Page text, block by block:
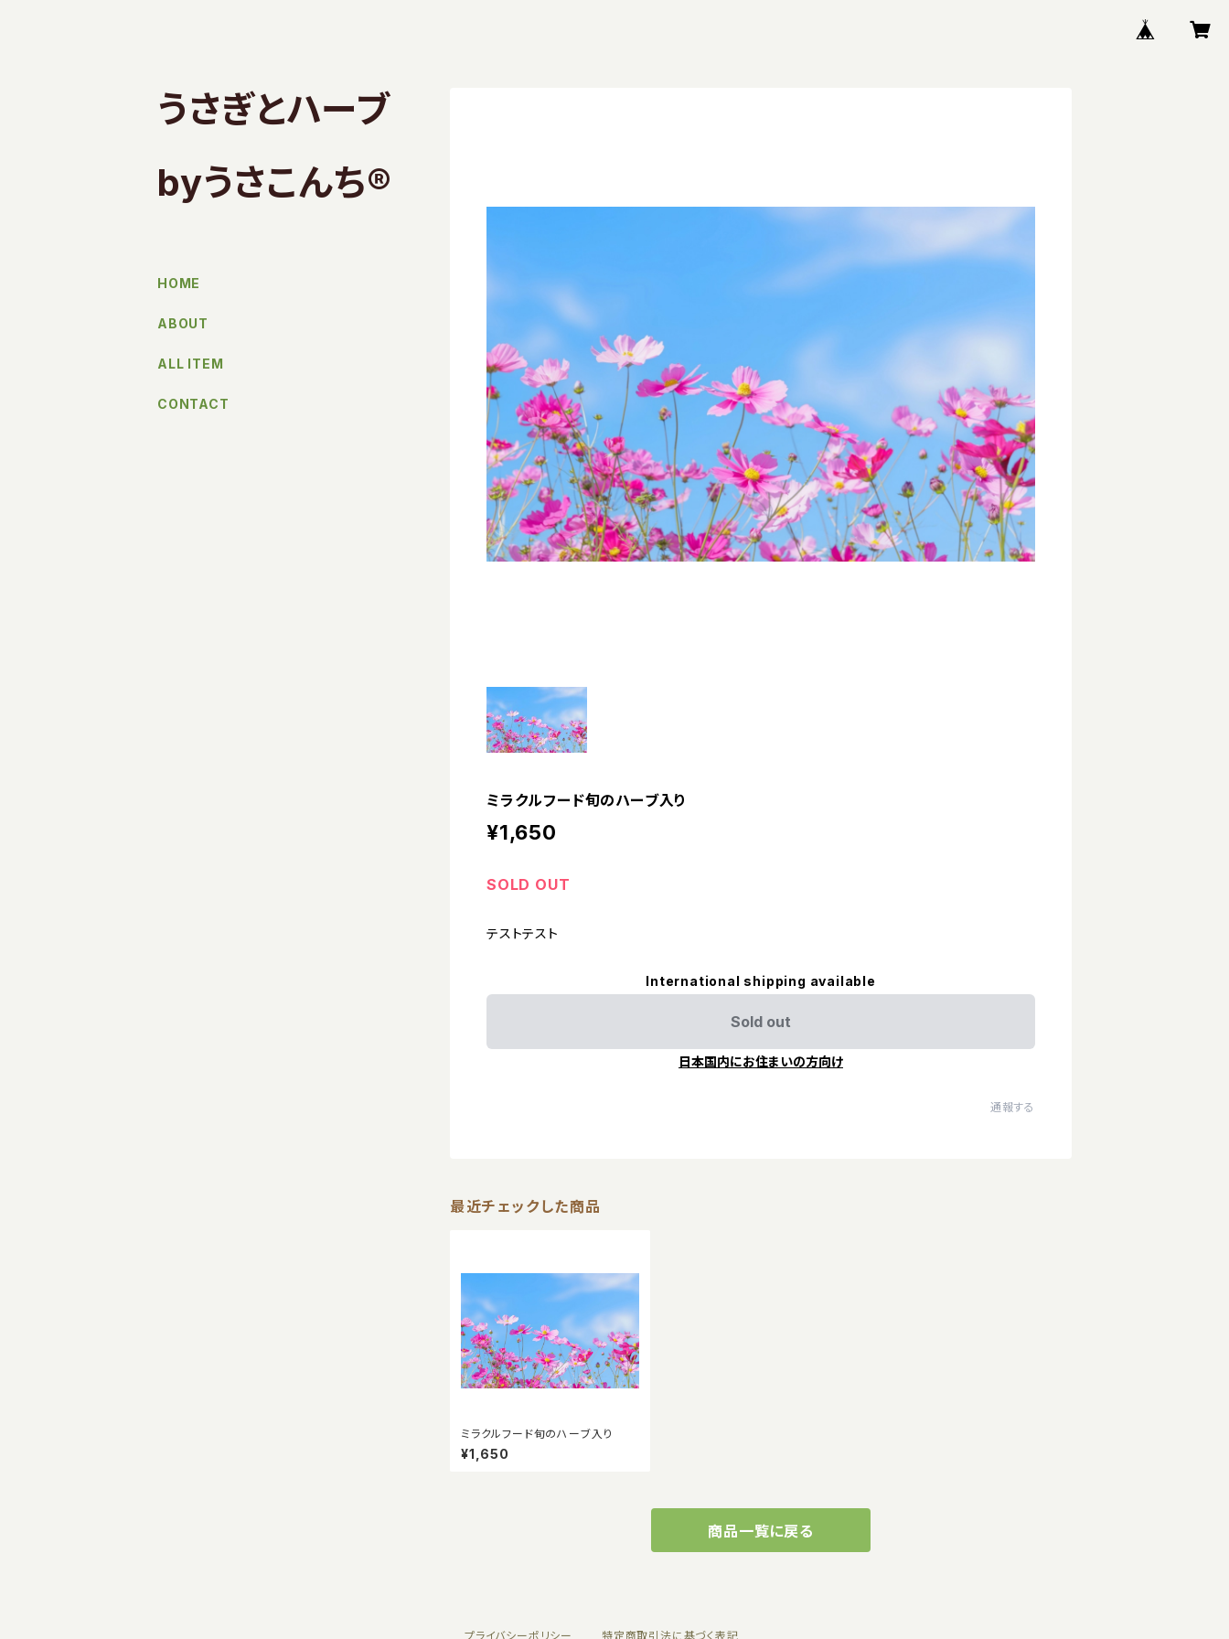
ミラクルフード旬のハーブ入り
¥1,650
SOLD OUT
テストテスト
International shipping available
Sold out
日本国内にお住まいの方向け
通報する
最近チェックした商品
ミラクルフード旬のハーブ入り
¥1,650
商品一覧に戻る
うさぎとハーブ
byうさこんち®︎
HOME
ABOUT
ALL ITEM
CONTACT
プライバシーポリシー 特定商取引法に基づく表記